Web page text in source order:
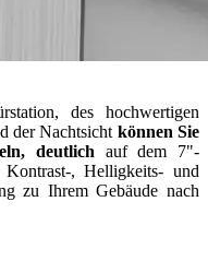
des hochwertigen
der Nachtsicht können Sie
deutlich auf dem 7"-
, Helligkeits- und
zu Ihrem Gebäude nach